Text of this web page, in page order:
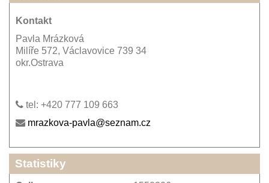
Kontakt
Pavla Mrázková
Milíře 572, Václavovice 739 34
okr.Ostrava
tel: +420 777 109 663
mrazkova-pavla@seznam.cz
Statistiky